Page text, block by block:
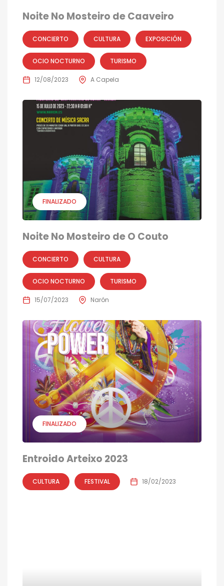
Noite No Mosteiro de Caaveiro
CONCIERTO CULTURA EXPOSICIÓN
OCIO NOCTURNO TURISMO
12/08/2023 A Capela
FINALIZADO
Noite No Mosteiro de O Couto
CONCIERTO CULTURA
OCIO NOCTURNO TURISMO
15/07/2023 Narón
FINALIZADO
Entroido Arteixo 2023
CULTURA FESTIVAL 18/02/2023